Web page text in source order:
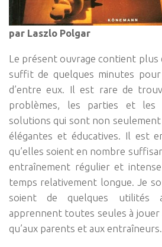
par Laszlo Polgar
Le présent ouvrage contient plus
suffit de quelques minutes
d’entre eux. Il est rare de
problèmes, les parties et
solutions qui sont non seulement
élégantes et éducatives. Il est
qu’elles soient en nombre
entraînement régulier et
temps relativement longue. Je
soient de quelques utilités
apprennent toutes seules à jouer
qu’aux parents et aux entraîneurs.